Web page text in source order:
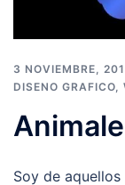
3 NOVIEMBRE,
DISENO GRAFICO,
Soy de